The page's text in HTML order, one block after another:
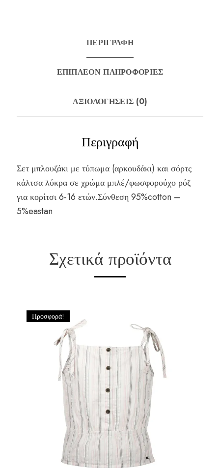
ΠΕΡΙΓΡΑΦΉ
ΕΠΙΠΛΈΟΝ ΠΛΗΡΟΦΟΡΊΕΣ
ΑΞΙΟΛΟΓΉΣΕΙΣ (0)
Περιγραφή
Σετ μπλουζάκι με τύπωμα (αρκουδάκι) και σόρτς
κάλτσα λύκρα σε χρώμα μπλέ/φωσφορούχο ρόζ
για κορίτσι 6-16 ετών.Σύνθεση 95%cotton –
5%eastan
Σχετικά προϊόντα
Προσφορά!